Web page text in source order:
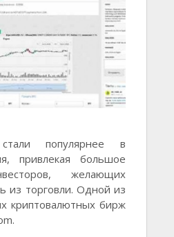
популярнее в
привлекая большое
желающих
из торговли. Одной из
криптовалютных бирж